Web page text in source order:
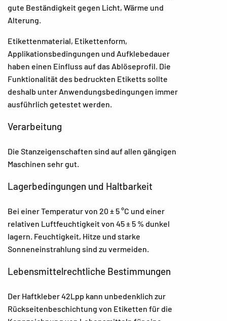
gute Beständigkeit gegen Licht, Wärme und
Alterung.
Etikettenmaterial, Etikettenform,
Applikationsbedingungen und Aufklebedauer
haben einen Einfluss auf das Ablöseprofil. Die
Funktionalität des bedruckten Etiketts sollte
deshalb unter Anwendungsbedingungen immer
ausführlich getestet werden.
Verarbeitung
Die Stanzeigenschaften sind auf allen gängigen
Maschinen sehr gut.
Lagerbedingungen und Haltbarkeit
Bei einer Temperatur von 20 ± 5 °C und einer
relativen Luftfeuchtigkeit von 45 ± 5 % dunkel
lagern. Feuchtigkeit, Hitze und starke
Sonneneinstrahlung sind zu vermeiden.
Lebensmittelrechtliche Bestimmungen
Der Haftkleber 42Lpp kann unbedenklich zur
Rückseitenbeschichtung von Etiketten für die